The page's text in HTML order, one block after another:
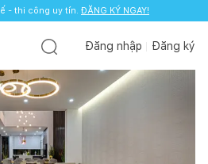
- thi công uy tín. ĐĂNG KÝ NGAY!
Đăng nhập Đăng ký